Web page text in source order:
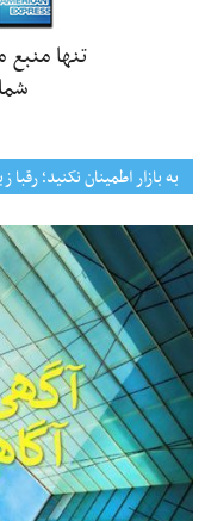
تنها
به بازار اطمینان نکنید؛ رقبا